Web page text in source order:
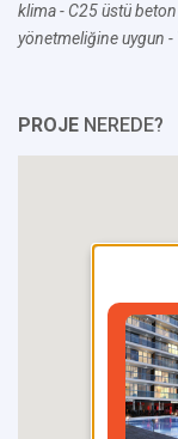
klima- C25 üstü beton
yönetmeliğine uygun -
PROJE NEREDE?